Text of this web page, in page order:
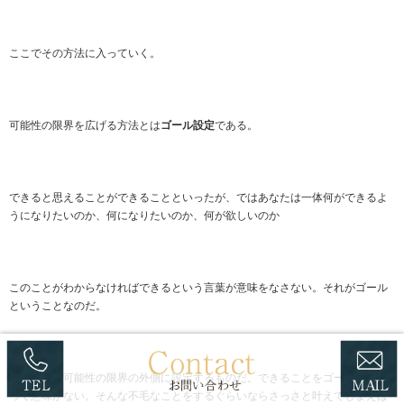
ここでその方法に入っていく。
可能性の限界を広げる方法とはゴール設定である。
できると思えることができることといったが、ではあなたは一体何ができるよ
うになりたいのか、何になりたいのか、何が欲しいのか
このことがわからなければできるという言葉が意味をなさない。それがゴール
ということなのだ。
ゴールとは可能性の限界の外側に設定するものだ。できることをゴールにした
って意味がない。そんな不毛なことをするぐらいならさっさと叶えてしまえば